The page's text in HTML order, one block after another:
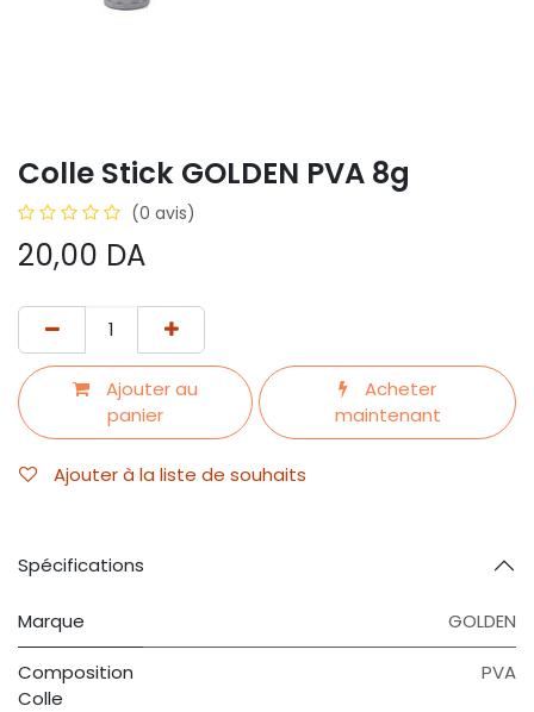
Colle Stick GOLDEN PVA 8g
(0 avis)
20,00 DA
Ajouter au
panier
Acheter
maintenant
Ajouter à la liste de souhaits
Spécifications
Marque GOLDEN
Composition
Colle
PVA